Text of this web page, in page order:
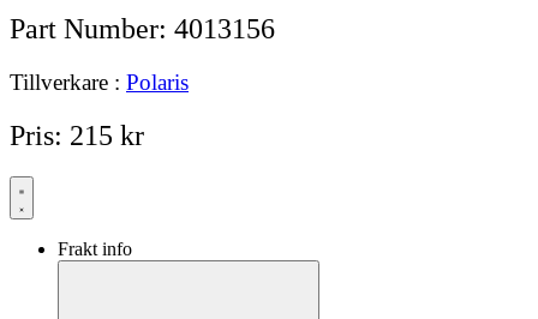
Part Number: 4013156
Tillverkare : Polaris
Pris: 215 kr
Frakt info